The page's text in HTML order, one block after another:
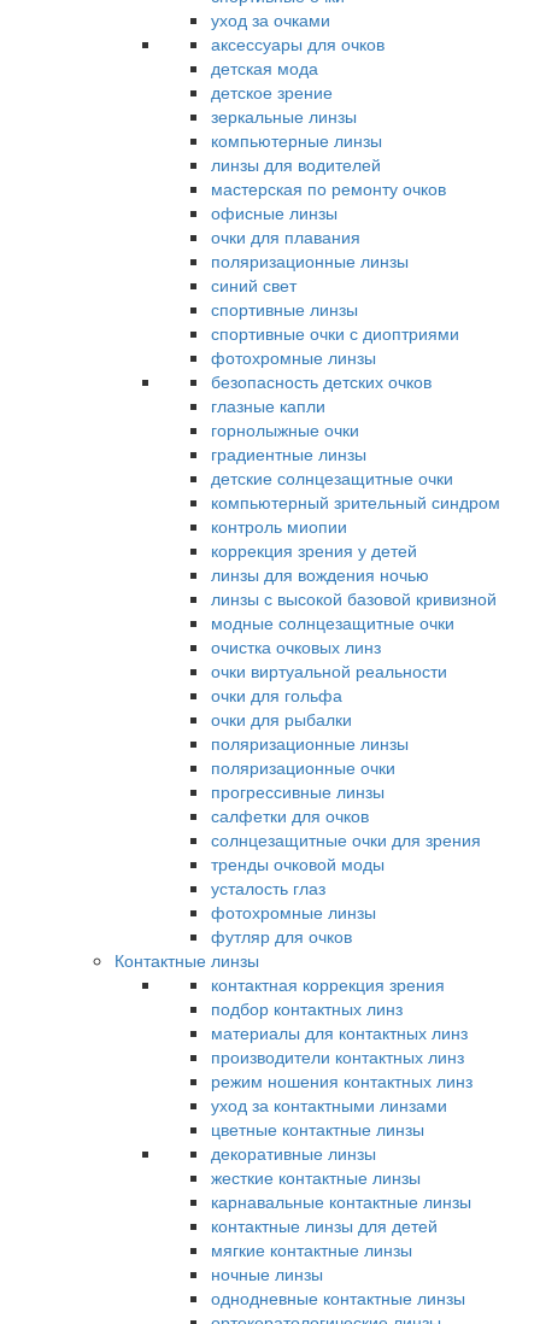
уход за очками
аксессуары для очков
детская мода
детское зрение
зеркальные линзы
компьютерные линзы
линзы для водителей
мастерская по ремонту очков
офисные линзы
очки для плавания
поляризационные линзы
синий свет
спортивные линзы
спортивные очки с диоптриями
фотохромные линзы
безопасность детских очков
глазные капли
горнолыжные очки
градиентные линзы
детские солнцезащитные очки
компьютерный зрительный синдром
контроль миопии
коррекция зрения у детей
линзы для вождения ночью
линзы с высокой базовой кривизной
модные солнцезащитные очки
очистка очковых линз
очки виртуальной реальности
очки для гольфа
очки для рыбалки
поляризационные линзы
поляризационные очки
прогрессивные линзы
салфетки для очков
солнцезащитные очки для зрения
тренды очковой моды
усталость глаз
фотохромные линзы
футляр для очков
Контактные линзы
контактная коррекция зрения
подбор контактных линз
материалы для контактных линз
производители контактных линз
режим ношения контактных линз
уход за контактными линзами
цветные контактные линзы
декоративные линзы
жесткие контактные линзы
карнавальные контактные линзы
контактные линзы для детей
мягкие контактные линзы
ночные линзы
однодневные контактные линзы